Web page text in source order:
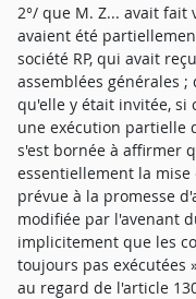
2°/ que M. Z... avait
avaient été
société RP, qui avait
assemblées générales
qu'elle y était invitée, si
une exécution partielle
s'est bornée à affirmer
essentiellement la mise
prévue à la promesse
modifiée par l'avenant
implicitement que les
toujours pas exécutées
au regard de l'article